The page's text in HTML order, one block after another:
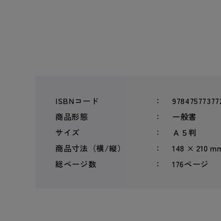
ISBNコード
商品形態
一般書
サイズ
Ａ５判
商品寸法（横/縦）
148 × 210
総ページ数
176ページ